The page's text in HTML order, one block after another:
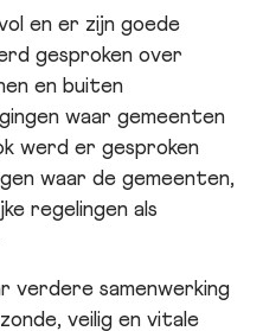
en er zijn goede
gesproken over
en buiten
waar gemeenten
werd er gesproken
waar de gemeenten,
regelingen als
verdere samenwerking
veilig en vitale